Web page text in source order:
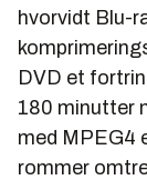
hvorvidt Blu-
DVD et
180 minutter
med MPEG4
rommer